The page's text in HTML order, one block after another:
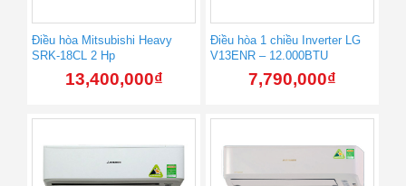
Điều hòa Mitsubishi Heavy
SRK-18CL 2 Hp
13,400,000₫
Điều hòa 1 chiều Inverter LG
V13ENR – 12.000BTU
7,790,000₫